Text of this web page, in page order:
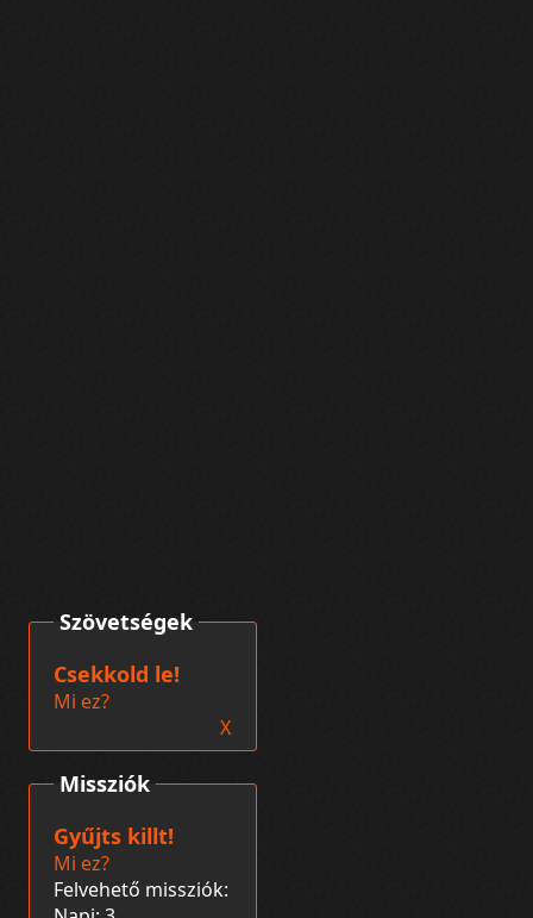
Missziók
Gyűjts killt!
Mi ez?
Felvehető missziók:
Szövetségek
Csekkold le!
Mi ez?
X